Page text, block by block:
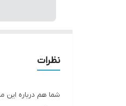
نظرات
شما هم درباره این